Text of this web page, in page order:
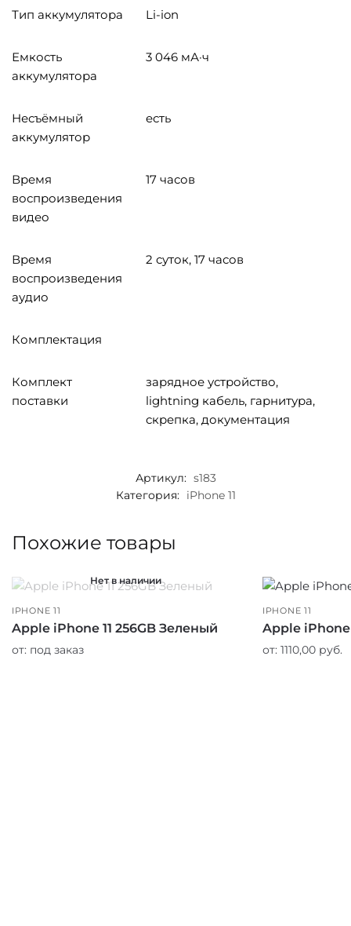
Тип аккумулятора Li-ion
Емкость
аккумулятора
3 046 мА·ч
Несъёмный
аккумулятор
есть
Время
воспроизведения
видео
17 часов
Время
воспроизведения
аудио
2 суток, 17 часов
Комплектация
Комплект
поставки
зарядное устройство,
lightning кабель, гарнитура,
скрепка, документация
Артикул: s183
Категория: iPhone 11
Похожие товары
Нет в наличии
IPHONE 11
Apple iPhone 11 256GB Зеленый
от: под заказ
IPHONE 11
Apple iPhone
от: 1110,00 руб.